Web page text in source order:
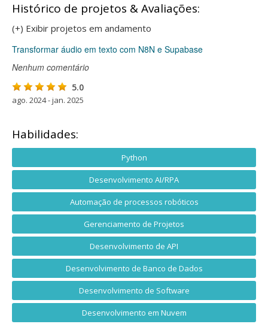
Histórico de projetos & Avaliações:
(+) Exibir projetos em andamento
Transformar áudio em texto com N8N e Supabase
Nenhum comentário
5.0
ago. 2024 - jan. 2025
Habilidades:
Python
Desenvolvimento AI/RPA
Automação de processos robóticos
Gerenciamento de Projetos
Desenvolvimento de API
Desenvolvimento de Banco de Dados
Desenvolvimento de Software
Desenvolvimento em Nuvem